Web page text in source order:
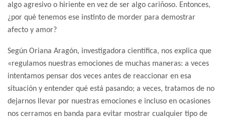
algo agresivo o hiriente en vez de ser algo cariñoso. Entonces,
¿por qué tenemos ese instinto de morder para demostrar
afecto y amor?
Según Oriana Aragón, investigadora científica, nos explica que
«regulamos nuestras emociones de muchas maneras: a veces
intentamos pensar dos veces antes de reaccionar en esa
situación y entender qué está pasando; a veces, tratamos de no
dejarnos llevar por nuestras emociones e incluso en ocasiones
nos cerramos en banda para evitar mostrar cualquier tipo de